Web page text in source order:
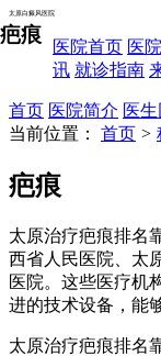
太原白癜风医院
医院首页 医
讯 就诊指南
首页 医院简介 医
当前位置： 首页 >
疤痕
疤痕
太原治疗疤痕排名
西省人民医院、太
医院。这些医疗机
进的技术设备，能
太原治疗疤痕排名